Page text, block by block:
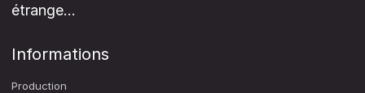
étrange...
Informations
Production